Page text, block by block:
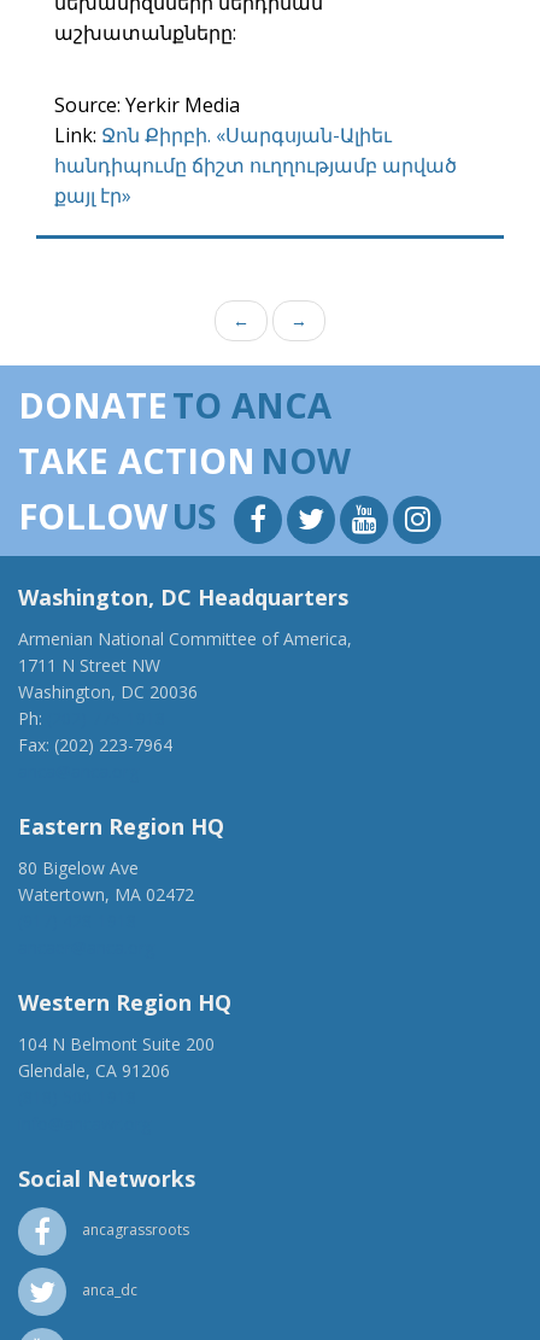
աշխատանքները:
Source: Yerkir Media
Link: Ջոն Քիրբի. «Սարգսյան-Ալիեւ
հանդիպումը ճիշտ ուղղությամբ արված
քայլ էր»
← →
DONATETO ANCA
TAKE ACTION NOW
FOLLOWUS
Washington, DC Headquarters
Armenian National Committee of America,
1711 N Street NW
Washington, DC 20036
Ph:
Fax: (202) 223-7964
Eastern Region HQ
80 Bigelow Ave
Watertown, MA 02472
Western Region HQ
104 N Belmont Suite 200
Glendale, CA 91206
Social Networks
ancagrassroots
anca_dc